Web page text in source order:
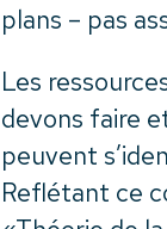
plans – pas
Les
devons faire
peuvent
Reflétant ce